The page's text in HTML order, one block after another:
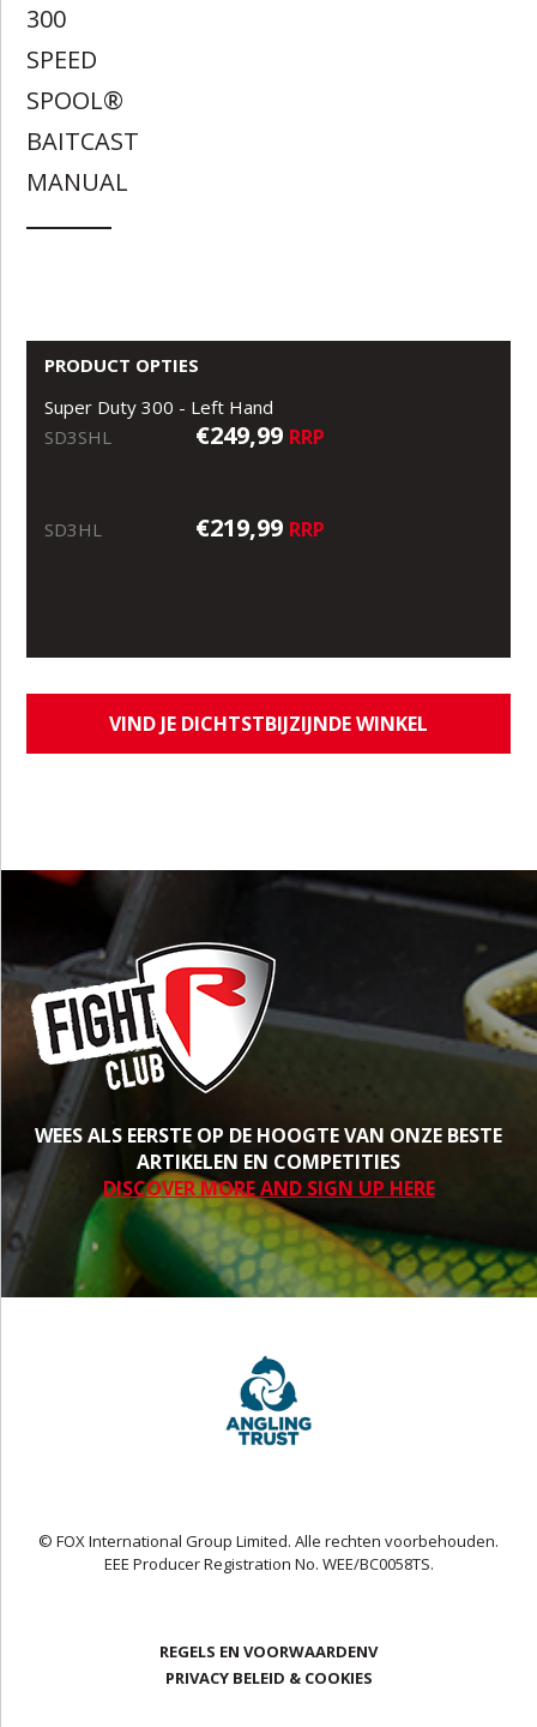
300
SPEED
SPOOL®
BAITCAST
MANUAL
PRODUCT OPTIES
Super Duty 300 - Left Hand
SD3SHL
€249,99 RRP
SD3HL €219,99 RRP
VIND JE DICHTSTBIJZIJNDE WINKEL
WEES ALS EERSTE OP DE HOOGTE VAN ONZE BESTE
ARTIKELEN EN COMPETITIES
DISCOVER MORE AND SIGN UP HERE
© FOX International Group Limited. Alle rechten voorbehouden.
EEE Producer Registration No. WEE/BC0058TS.
REGELS EN VOORWAARDENV
PRIVACY BELEID & COOKIES